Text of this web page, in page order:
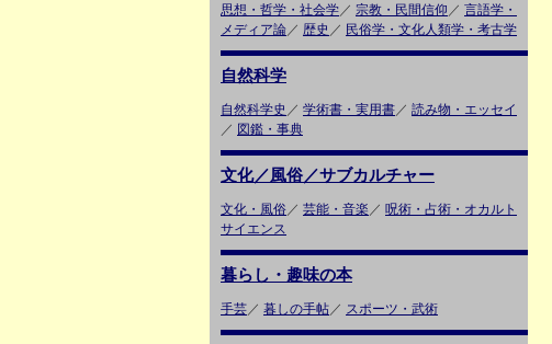
思想・哲学・社会学／ 宗教・民間信仰 ／ 言語学・
メディア論／ 歴史 ／ 民俗学・文化人類学・考古学
自然科学
自然科学史 ／ 学術書・実用書／ 読み物・エッセイ
／ 図鑑・事典
文化／風俗／サブカルチャー
文化・風俗／ 芸能・音楽 ／ 呪術・占術・オカルト
サイエンス
暮らし・趣味の本
手芸／ 暮しの手帖／ スポーツ・武術